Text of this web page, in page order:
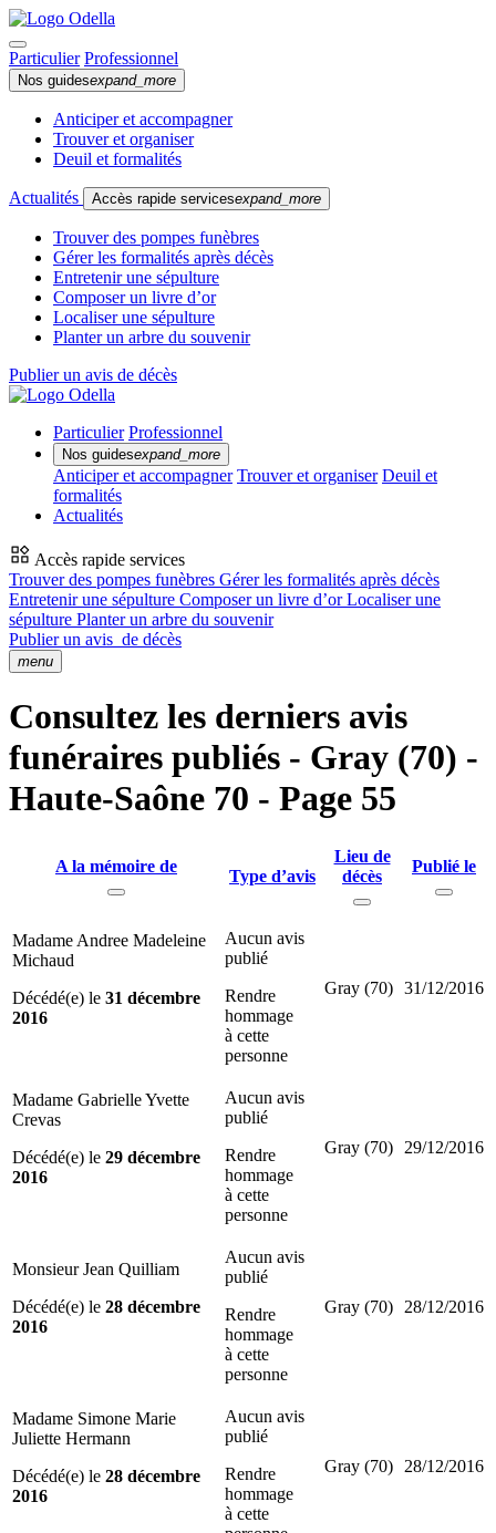
Particulier Professionnel
Nos guidesexpand_more
Anticiper et accompagner
Trouver et organiser
Deuil et formalités
Actualités Accès rapide servicesexpand_more
Trouver des pompes funèbres
Gérer les formalités après décès
Entretenir une sépulture
Composer un livre d’or
Localiser une sépulture
Planter un arbre du souvenir
Publier un avis de décès
Particulier Professionnel
Nos guidesexpand_more
Anticiper et accompagner Trouver et organiser Deuil et
formalités
Actualités
Accès rapide services
Trouver des pompes funèbres Gérer les formalités après décès
Entretenir une sépulture Composer un livre d’orLocaliser une
sépulture Planter un arbre du souvenir
Publier un avis de décès
menu
Consultez les derniers avis
funéraires publiés - Gray (70) -
Haute-Saône 70 - Page 55
A la mémoire de
Type d’avis
Lieu de
décès
Publié le
Madame Andree Madeleine
Michaud
Décédé(e) le 31 décembre
2016
Aucun avis
publié
Rendre
hommage
à cette
personne
Gray (70) 31/12/2016
Madame Gabrielle Yvette
Crevas
Décédé(e) le 29 décembre
2016
Aucun avis
publié
Rendre
hommage
à cette
personne
Gray (70) 29/12/2016
Monsieur Jean Quilliam
Décédé(e) le 28 décembre
2016
Aucun avis
publié
Rendre
hommage
à cette
personne
Gray (70) 28/12/2016
Madame Simone Marie
Juliette Hermann
Décédé(e) le 28 décembre
2016
Aucun avis
publié
Rendre
hommage
à cette
Gray (70) 28/12/2016